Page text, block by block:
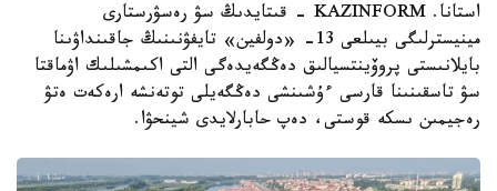
استانا. KAZINFORM - قىتايدىڭ سۋ رەسۋرستارى
مينيسترلىگى بيىلعى 13- «دولفين» تايفۋنىنىڭ جاقىنداۋىنا
بايلانىستى پروۆينتسيالىق دەڭگەيدەگى التى اكىمشىلىك اۋماقتا
سۋ تاسقىنىنا قارسى ءۇشىنشى دەڭگەيلى توتەنشە ارەكەت ەتۋ
رەجيمىن ىسكە قوستى، دەپ حابارلايدى شينحۋا.